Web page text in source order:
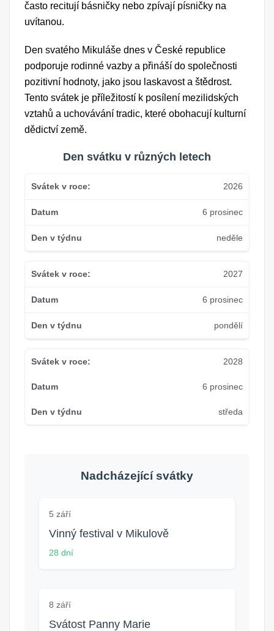
často recitují básničky nebo zpívají písničky na
uvítanou.
Den svatého Mikuláše dnes v České republice
podporuje rodinné vazby a přináší do společnosti
pozitivní hodnoty, jako jsou laskavost a štědrost.
Tento svátek je příležitostí k posílení mezilidských
vztahů a uchovávání tradic, které obohacují kulturní
dědictví země.
Den svátku v různých letech
2026
6 prosinec
neděle
2027
6 prosinec
pondělí
2028
6 prosinec
středa
Nadcházející svátky
5 září
Vinný festival v Mikulově
28 dní
8 září
Svátost Panny Marie